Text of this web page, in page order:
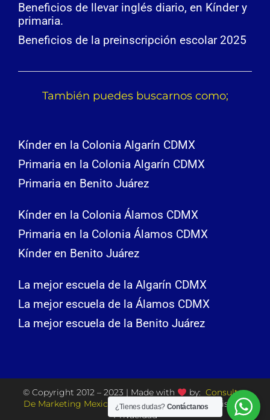
Beneficios de llevar inglés diario, en Kínder y
primaria.
Beneficios de la preinscripción escolar 2025
También puedes buscarnos como;
Kínder en la Colonia Algarín CDMX
Primaria en la Colonia Algarín CDMX
Primaria en Benito Juárez
Kínder en la Colonia Álamos CDMX
Primaria en la Colonia Álamos CDMX
Kínder en Benito Juárez
La mejor escuela de la Algarín CDMX
La mejor escuela de la Álamos CDMX
La mejor escuela de la Benito Juárez
© Copyright 2012 – 2023 | Made with by: Consultor
De Marketing Mexico
| All Rights Reserved | Aviso de
Privacidad
¿Tienes dudas? Contáctanos